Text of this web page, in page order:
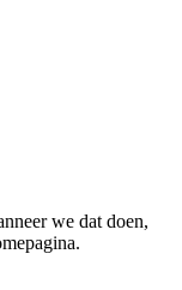
we dat doen,